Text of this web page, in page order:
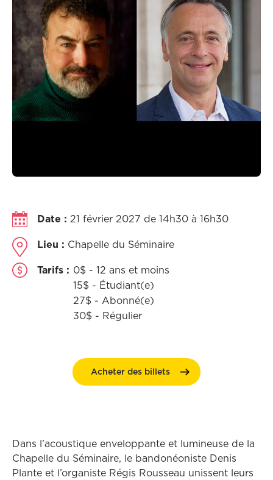
Date : 21 février 2027 de 14h30 à 16h30
Lieu : Chapelle du Séminaire
Tarifs : 0$ - 12 ans et moins
15$ - Étudiant(e)
27$ - Abonné(e)
30$ - Régulier
Acheter des billets
Dans l’acoustique enveloppante et lumineuse de la
Chapelle du Séminaire, le bandonéoniste Denis
Plante et l’organiste Régis Rousseau unissent leurs